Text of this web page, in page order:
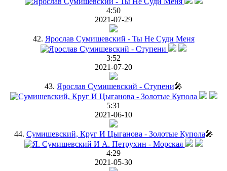
4:50
2021-07-29
42. Ярослав Сумишевский - Ты Не Суди Меня
3:52
2021-07-20
43. Ярослав Сумишевский - Ступени🎤
5:31
2021-06-10
44. Сумишевский, Круг И Цыганова - Золотые Купола🎤
4:29
2021-05-30